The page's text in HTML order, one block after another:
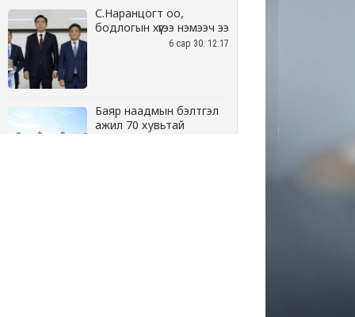
С.Наранцогт оо,
бодлогын хүүгээ нэмээч ээ
6 сар 30. 12:17
Баяр наадмын бэлтгэл
ажил 70 хувьтай